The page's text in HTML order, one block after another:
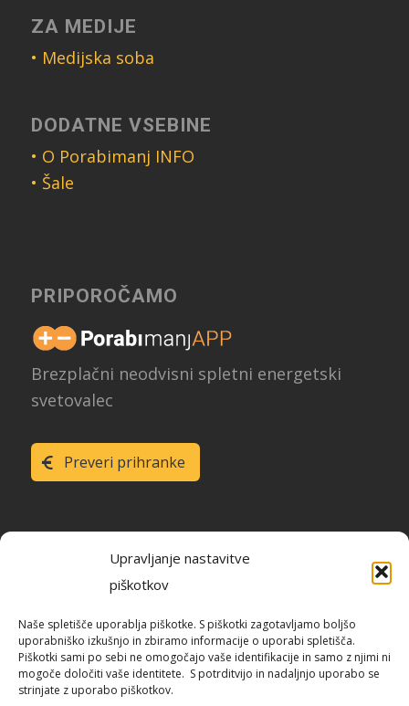
Upravljanje nastavitve
piškotkov
Naše spletišče uporablja piškotke. S piškotki zagotavljamo boljšo
uporabniško izkušnjo in zbiramo informacije o uporabi spletišča.
Piškotki sami po sebi ne omogočajo vaše identifikacije in samo z njimi ni
mogoče določiti vaše identitete. S potrditvijo in nadaljnjo uporabo se
strinjate z uporabo piškotkov.
ZA MEDIJE
• Medijska soba
DODATNE VSEBINE
• O Porabimanj INFO
• Šale
PRIPOROČAMO
Brezplačni neodvisni spletni energetski
svetovalec
Preveri prihranke
Slovenije
Blog / REUS